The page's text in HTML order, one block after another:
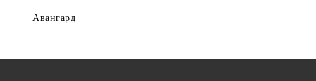
Авангард